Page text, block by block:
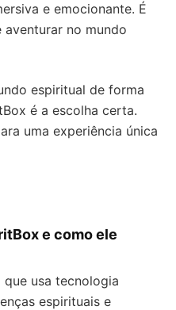
e emocionante. É
no mundo
espiritual de forma
é a escolha certa.
uma experiência única
e como ele
usa tecnologia
espirituais e